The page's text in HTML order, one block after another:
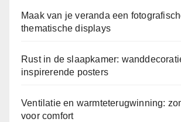
Maak van je veranda een
thematische displays
Rust in de slaapkamer:
inspirerende posters
Ventilatie en warmteterugwinning:
voor comfort